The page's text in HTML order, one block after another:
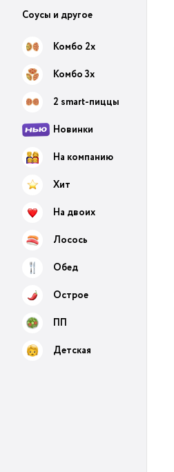
Соусы и другое
Комбо 2х
Комбо 3х
2 smart-пиццы
Новинки
На компанию
Хит
На двоих
Лосось
Обед
Острое
ПП
Детская